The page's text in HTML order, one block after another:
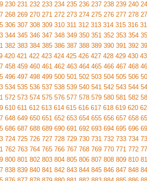
230 231 232 233 234 235 236 237 238 239 240
268 269 270 271 272 273 274 275 276 277 278
306 307 308 309 310 311 312 313 314 315 316
344 345 346 347 348 349 350 351 352 353 354
382 383 384 385 386 387 388 389 390 391 392
420 421 422 423 424 425 426 427 428 429 430
458 459 460 461 462 463 464 465 466 467 468
496 497 498 499 500 501 502 503 504 505 506
534 535 536 537 538 539 540 541 542 543 544
572 573 574 575 576 577 578 579 580 581 582
610 611 612 613 614 615 616 617 618 619 620
648 649 650 651 652 653 654 655 656 657 658
686 687 688 689 690 691 692 693 694 695 696
724 725 726 727 728 729 730 731 732 733 734
762 763 764 765 766 767 768 769 770 771 772
800 801 802 803 804 805 806 807 808 809 810
838 839 840 841 842 843 844 845 846 847 848